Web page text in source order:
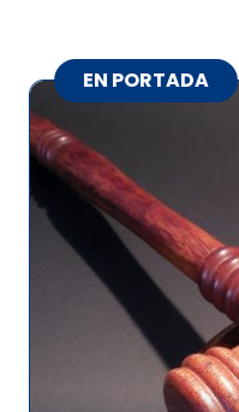
EN PORTADA